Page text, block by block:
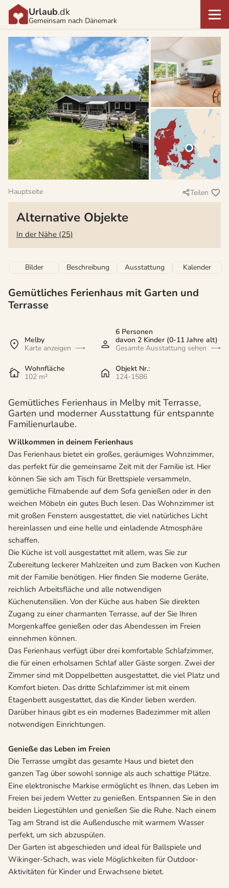
Urlaub.dk
Gemeinsam nach Dänemark
Hauptseite Teilen
Alternative Objekte
In der Nähe (25)
Bilder Beschreibung Ausstattung Kalender
Gemütliches Ferienhaus mit Garten und
Terrasse
Melby
Karte anzeigen
6 Personen
davon 2 Kinder (0-11 Jahre alt)
Gesamte Ausstattung sehen
Wohnfläche
102 m²
Objekt Nr.:
124-1586
Gemütliches Ferienhaus in Melby mit Terrasse,
Garten und moderner Ausstattung für entspannte
Familienurlaube.
Willkommen in deinem Ferienhaus
Das Ferienhaus bietet ein großes, geräumiges Wohnzimmer,
das perfekt für die gemeinsame Zeit mit der Familie ist. Hier
können Sie sich am Tisch für Brettspiele versammeln,
gemütliche Filmabende auf dem Sofa genießen oder in den
weichen Möbeln ein gutes Buch lesen. Das Wohnzimmer ist
mit großen Fenstern ausgestattet, die viel natürliches Licht
hereinlassen und eine helle und einladende Atmosphäre
schaffen.
Die Küche ist voll ausgestattet mit allem, was Sie zur
Zubereitung leckerer Mahlzeiten und zum Backen von Kuchen
mit der Familie benötigen. Hier finden Sie moderne Geräte,
reichlich Arbeitsfläche und alle notwendigen
Küchenutensilien. Von der Küche aus haben Sie direkten
Zugang zu einer charmanten Terrasse, auf der Sie Ihren
Morgenkaffee genießen oder das Abendessen im Freien
einnehmen können.
Das Ferienhaus verfügt über drei komfortable Schlafzimmer,
die für einen erholsamen Schlaf aller Gäste sorgen. Zwei der
Zimmer sind mit Doppelbetten ausgestattet, die viel Platz und
Komfort bieten. Das dritte Schlafzimmer ist mit einem
Etagenbett ausgestattet, das die Kinder lieben werden.
Darüber hinaus gibt es ein modernes Badezimmer mit allen
notwendigen Einrichtungen.
Genieße das Leben im Freien
Die Terrasse umgibt das gesamte Haus und bietet den
ganzen Tag über sowohl sonnige als auch schattige Plätze.
Eine elektronische Markise ermöglicht es Ihnen, das Leben im
Freien bei jedem Wetter zu genießen. Entspannen Sie in den
beiden Liegestühlen und genießen Sie die Ruhe. Nach einem
Tag am Strand ist die Außendusche mit warmem Wasser
perfekt, um sich abzuspülen.
Der Garten ist abgeschieden und ideal für Ballspiele und
Wikinger-Schach, was viele Möglichkeiten für Outdoor-
Aktivitäten für Kinder und Erwachsene bietet.